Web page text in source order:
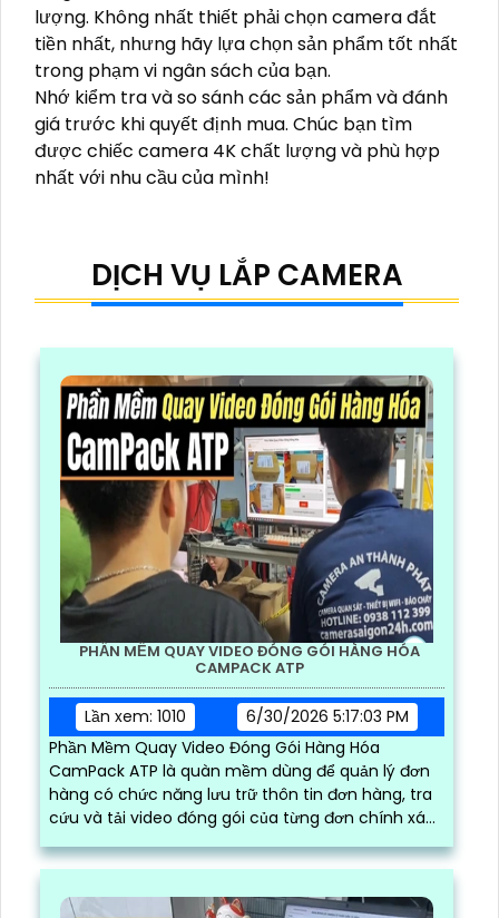
lượng. Không nhất thiết phải chọn camera đắt
tiền nhất, nhưng hãy lựa chọn sản phẩm tốt nhất
trong phạm vi ngân sách của bạn.
Nhớ kiểm tra và so sánh các sản phẩm và đánh
giá trước khi quyết định mua. Chúc bạn tìm
được chiếc camera 4K chất lượng và phù hợp
nhất với nhu cầu của mình!
DỊCH VỤ LẮP CAMERA
PHẦN MỀM QUAY VIDEO ĐÓNG GÓI HÀNG HÓA
CAMPACK ATP
Lần xem: 1010
6/30/2026 5:17:03 PM
Phần Mềm Quay Video Đóng Gói Hàng Hóa
CamPack ATP là quàn mềm dùng để quản lý đơn
hàng có chức năng lưu trữ thôn tin đơn hàng, tra
cứu và tải video đóng gói của từng đơn chính xác